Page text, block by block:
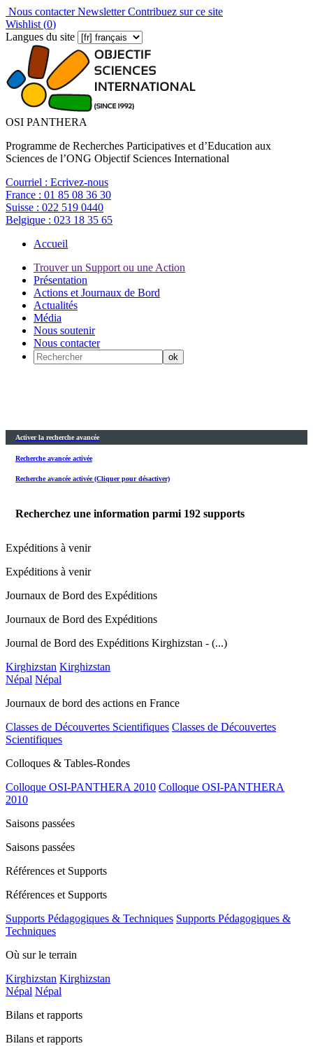
Nous contacterNewsletterContribuez sur ce site
Wishlist (0)
Langues du site
OSI PANTHERA
Programme de Recherches Participatives et d’Education aux
Sciences de l’ONG Objectif Sciences International
Courriel : Ecrivez-nous
France : 01 85 08 36 30
Suisse : 022 519 0440
Belgique : 023 18 35 65
Accueil
Trouver un Support ou une Action
Présentation
Actions et Journaux de Bord
Actualités
Média
Nous soutenir
Nous contacter
Activer la recherche avancée
Recherche avancée activée
Recherche avancée activée (Cliquer pour désactiver)
Recherchez une information parmi 192 supports
Expéditions à venir
Expéditions à venir
Journaux de Bord des Expéditions
Journaux de Bord des Expéditions
Journal de Bord des Expéditions Kirghizstan - (...)
Kirghizstan Kirghizstan
Népal Népal
Journaux de bord des actions en France
Classes de Découvertes Scientifiques Classes de Découvertes
Scientifiques
Colloques & Tables-Rondes
Colloque OSI-PANTHERA 2010 Colloque OSI-PANTHERA
2010
Saisons passées
Saisons passées
Références et Supports
Références et Supports
Supports Pédagogiques & Techniques Supports Pédagogiques &
Techniques
Où sur le terrain
Kirghizstan Kirghizstan
Népal Népal
Bilans et rapports
Bilans et rapports